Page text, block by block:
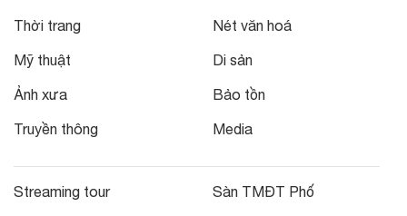
Thời trang
Mỹ thuật
Ảnh xưa
Truyền thông
Nét văn hoá
Di sản
Bảo tồn
Media
Streaming tour Sàn TMĐT Phố